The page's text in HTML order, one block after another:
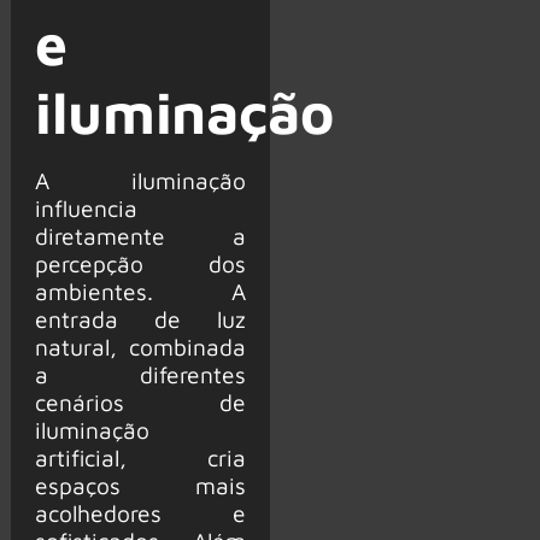
e
iluminação
A iluminação
influencia
diretamente a
percepção dos
ambientes. A
entrada de luz
natural, combinada
a diferentes
cenários de
iluminação
artificial, cria
espaços mais
acolhedores e